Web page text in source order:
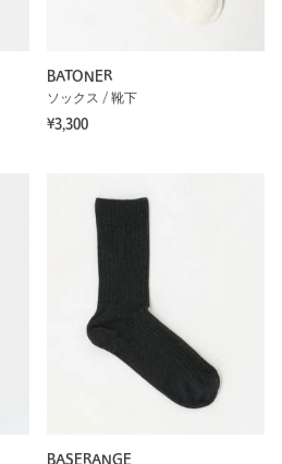
BATONER
ソックス / 靴下
¥3,300
BASERANGE